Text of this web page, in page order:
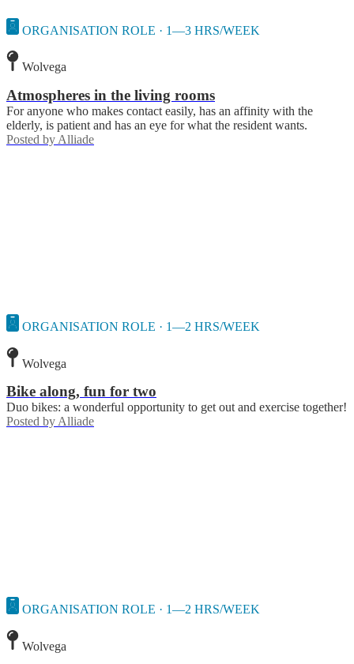
ORGANISATION ROLE · 1—3 HRS/WEEK
Wolvega
Atmospheres in the living rooms
For anyone who makes contact easily, has an affinity with the
elderly, is patient and has an eye for what the resident wants.
Posted by Alliade
ORGANISATION ROLE · 1—2 HRS/WEEK
Wolvega
Bike along, fun for two
Duo bikes: a wonderful opportunity to get out and exercise together!
Posted byAlliade
ORGANISATION ROLE · 1—2 HRS/WEEK
Wolvega